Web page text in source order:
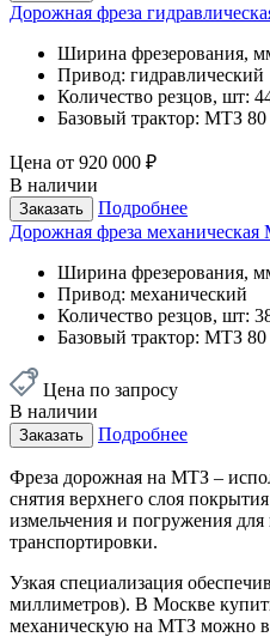
Дорожная фреза
Ширина фрезерования,
Привод: гидравлический
Количество резцов, шт:
Базовый трактор: МТЗ 80
Цена от 920 000 ₽
В наличии
Заказать
Подробнее
Дорожная фреза
Ширина фрезерования,
Привод: механический
Количество резцов, шт:
Базовый трактор: МТЗ 80
Цена по запросу
В наличии
Заказать Подробнее
Фреза дорожная на МТЗ –
снятия верхнего слоя
измельчения и погружения
транспортировки.
Узкая специализация
миллиметров). В Москве
механическую на МТЗ можно